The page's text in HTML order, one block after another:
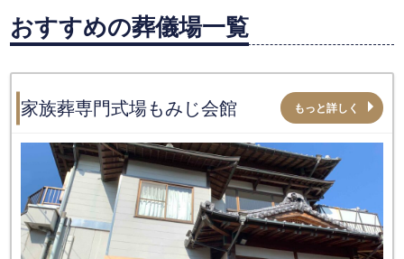
おすすめの葬儀場一覧
家族葬専門式場もみじ会館 もっと詳しく